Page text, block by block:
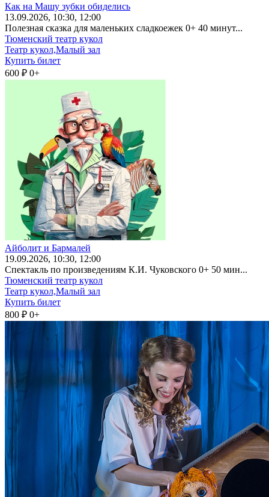
Как на Машу зубки обиделись
13.09.2026, 10:30, 12:00
Полезная сказка для маленьких сладкоежек 0+ 40 минут...
Тюменский театр кукол
Театр кукол,Малый зал
Купить билет
600 ₽ 0+
Айболит и Бармалей
19.09.2026, 10:30, 12:00
Спектакль по произведениям К.И. Чуковского 0+ 50 мин...
Тюменский театр кукол
Театр кукол,Малый зал
Купить билет
800 ₽ 0+